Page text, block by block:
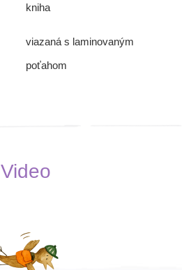
kniha
viazaná s laminovaným
poťahom
Video